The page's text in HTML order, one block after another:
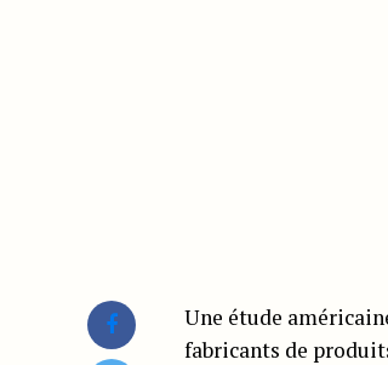
Une étude
fabricants de